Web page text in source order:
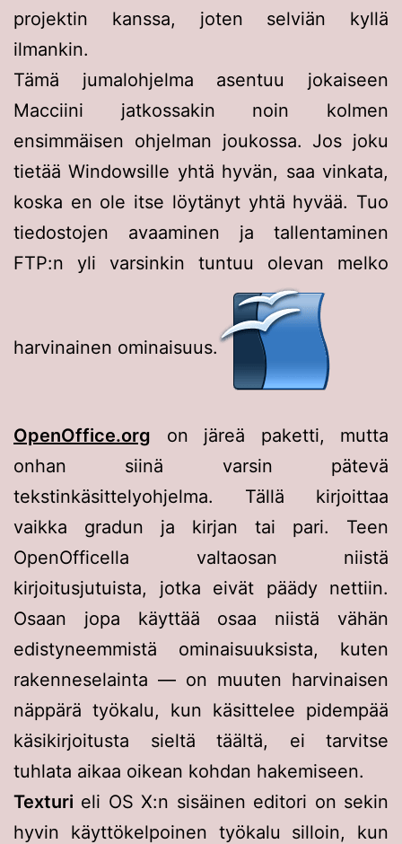
projektin kanssa, joten selviän kyllä
ilmankin.
Tämä jumalohjelma asentuu jokaiseen
Macciini jatkossakin noin kolmen
ensimmäisen ohjelman joukossa. Jos joku
tietää Windowsille yhtä hyvän, saa vinkata,
koska en ole itse löytänyt yhtä hyvää. Tuo
tiedostojen avaaminen ja tallentaminen
FTP:n yli varsinkin tuntuu olevan melko
harvinainen ominaisuus.
OpenOffice.org on järeä paketti, mutta
onhan siinä varsin pätevä
tekstinkäsittelyohjelma. Tällä kirjoittaa
vaikka gradun ja kirjan tai pari. Teen
OpenOfficella valtaosan niistä
kirjoitusjutuista, jotka eivät päädy nettiin.
Osaan jopa käyttää osaa niistä vähän
edistyneemmistä ominaisuuksista, kuten
rakenneselainta — on muuten harvinaisen
näppärä työkalu, kun käsittelee pidempää
käsikirjoitusta sieltä täältä, ei tarvitse
tuhlata aikaa oikean kohdan hakemiseen.
Texturi eli OS X:n sisäinen editori on sekin
hyvin käyttökelpoinen työkalu silloin, kun